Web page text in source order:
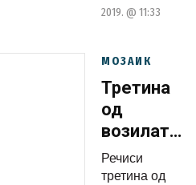
2019. @ 11:33
МОЗАИК
Третина
од
возилата
во
Норвешка
Речиси
третина од